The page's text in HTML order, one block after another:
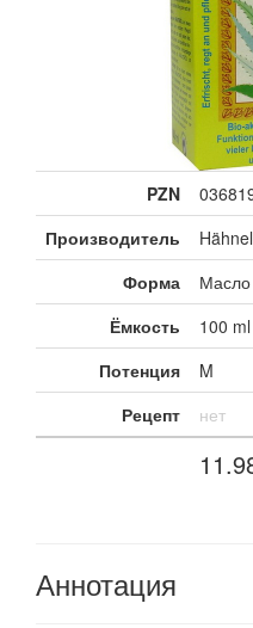
PZN
Производитель
Форма
Масло
Ёмкость
100 ml
Потенция
M
Рецепт
нет
Аннотация